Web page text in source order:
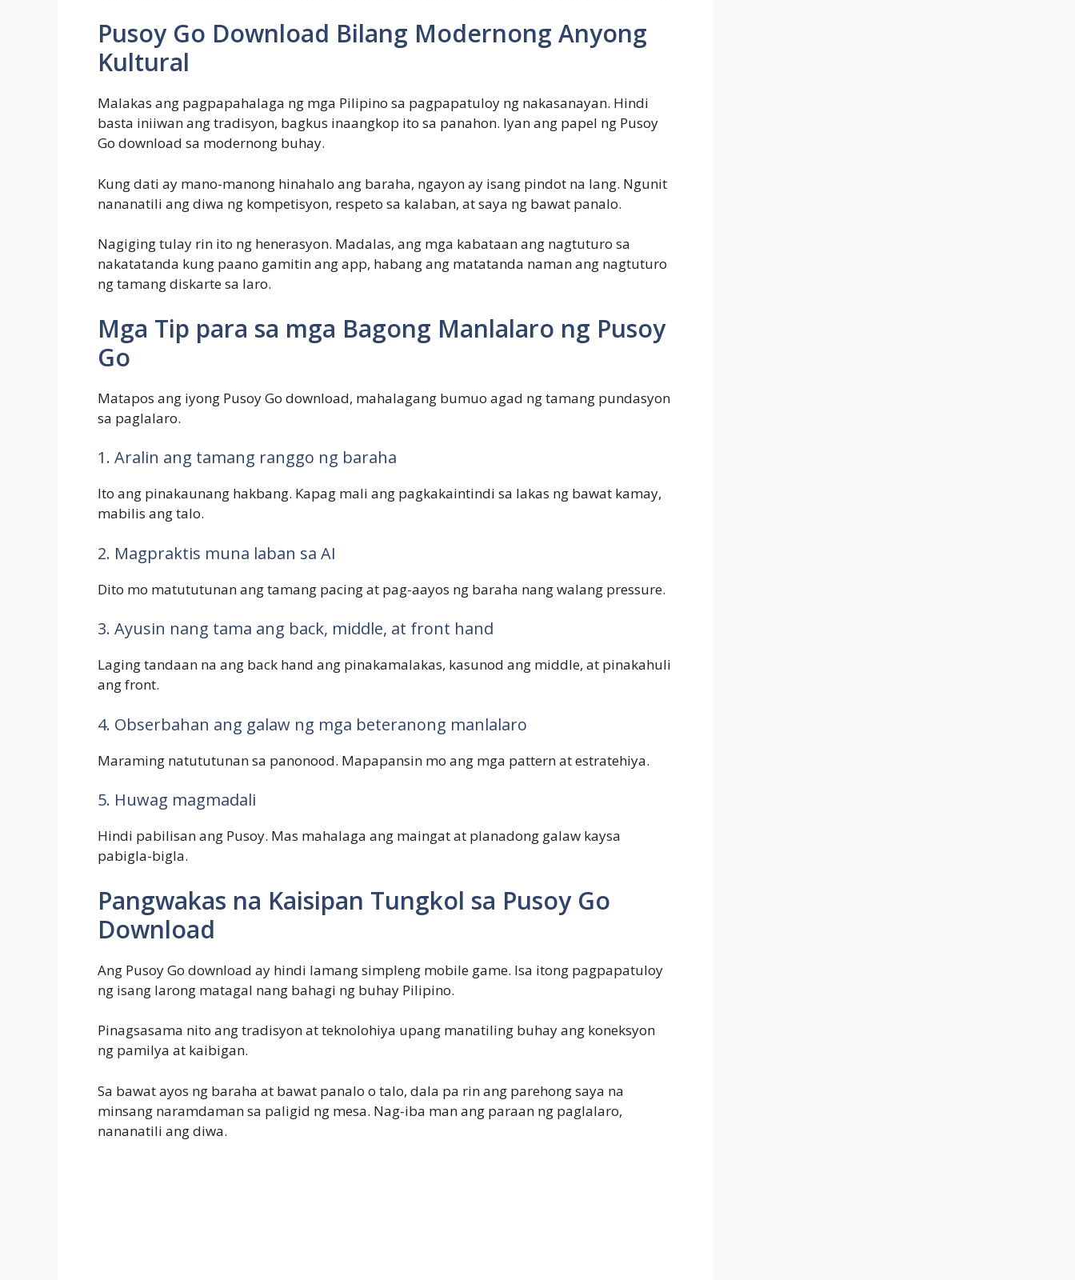
Pusoy Go Download Bilang Modernong Anyong
Kultural
Malakas ang pagpapahalaga ng mga Pilipino sa pagpapatuloy ng nakasanayan. Hindi
basta iniiwan ang tradisyon, bagkus inaangkop ito sa panahon. Iyan ang papel ng Pusoy
Go download sa modernong buhay.
Kung dati ay mano-manong hinahalo ang baraha, ngayon ay isang pindot na lang. Ngunit
nananatili ang diwa ng kompetisyon, respeto sa kalaban, at saya ng bawat panalo.
Nagiging tulay rin ito ng henerasyon. Madalas, ang mga kabataan ang nagtuturo sa
nakatatanda kung paano gamitin ang app, habang ang matatanda naman ang nagtuturo
ng tamang diskarte sa laro.
Mga Tip para sa mga Bagong Manlalaro ng Pusoy
Go
Matapos ang iyong Pusoy Go download, mahalagang bumuo agad ng tamang pundasyon
sa paglalaro.
1. Aralin ang tamang ranggo ng baraha
Ito ang pinakaunang hakbang. Kapag mali ang pagkakaintindi sa lakas ng bawat kamay,
mabilis ang talo.
2. Magpraktis muna laban sa AI
Dito mo matututunan ang tamang pacing at pag-aayos ng baraha nang walang pressure.
3. Ayusin nang tama ang back, middle, at front hand
Laging tandaan na ang back hand ang pinakamalakas, kasunod ang middle, at pinakahuli
ang front.
4. Obserbahan ang galaw ng mga beteranong manlalaro
Maraming natututunan sa panonood. Mapapansin mo ang mga pattern at estratehiya.
5. Huwag magmadali
Hindi pabilisan ang Pusoy. Mas mahalaga ang maingat at planadong galaw kaysa
pabigla-bigla.
Pangwakas na Kaisipan Tungkol sa Pusoy Go
Download
Ang Pusoy Go download ay hindi lamang simpleng mobile game. Isa itong pagpapatuloy
ng isang larong matagal nang bahagi ng buhay Pilipino.
Pinagsasama nito ang tradisyon at teknolohiya upang manatiling buhay ang koneksyon
ng pamilya at kaibigan.
Sa bawat ayos ng baraha at bawat panalo o talo, dala pa rin ang parehong saya na
minsang naramdaman sa paligid ng mesa. Nag-iba man ang paraan ng paglalaro,
nananatili ang diwa.